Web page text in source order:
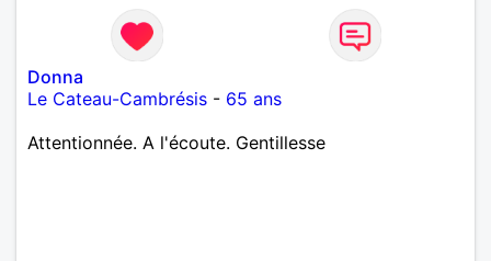
Donna
Le Cateau-Cambrésis - 65 ans
Attentionnée. A l'écoute. Gentillesse